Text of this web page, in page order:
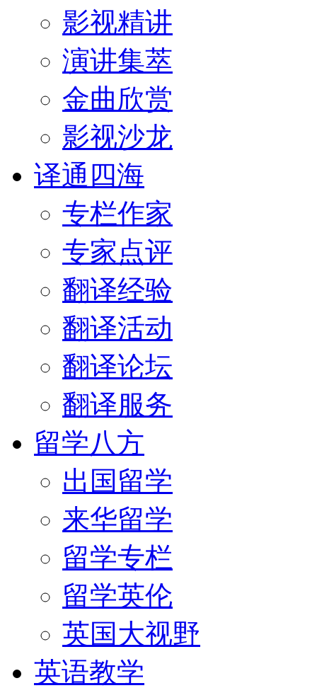
影视精讲
演讲集萃
金曲欣赏
影视沙龙
译通四海
专栏作家
专家点评
翻译经验
翻译活动
翻译论坛
翻译服务
留学八方
出国留学
来华留学
留学专栏
留学英伦
英国大视野
英语教学